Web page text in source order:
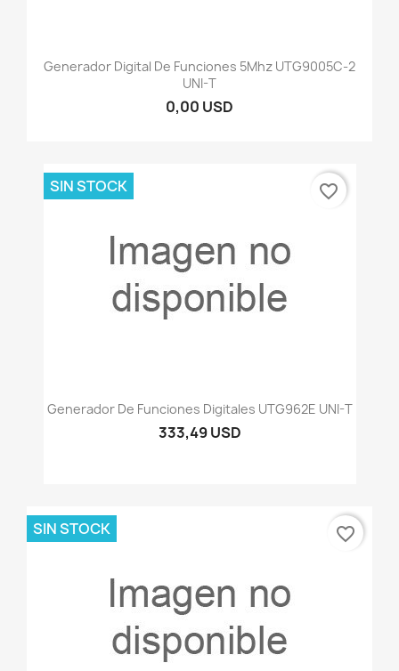
Generador Digital De Funciones 5Mhz UTG9005C-2
UNI-T
0,00 USD
Generador De Funciones Digitales UTG962E UNI-T
333,49 USD
SIN STOCK favorite_border
SIN STOCK favorite_border